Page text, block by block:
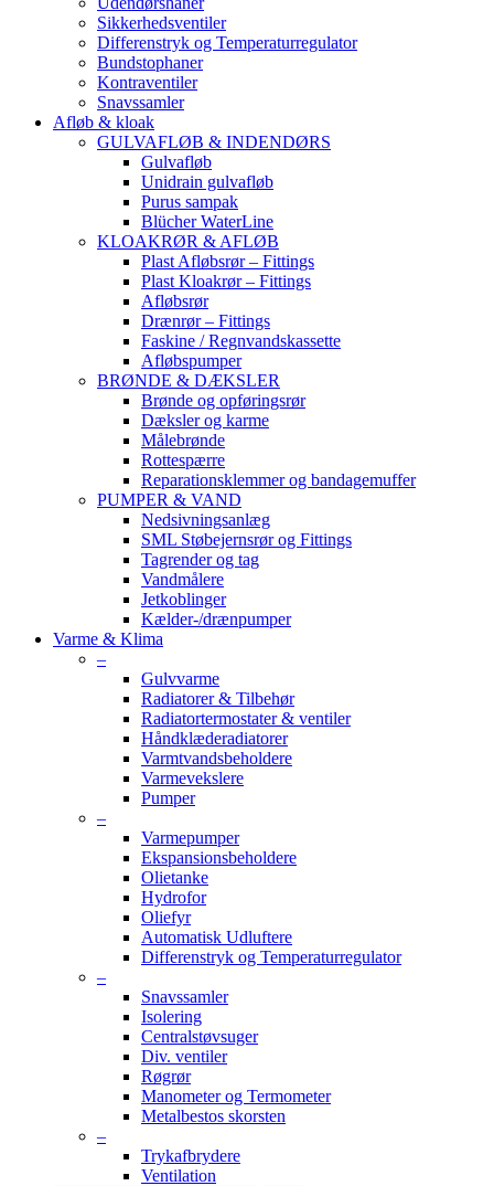
Sikkerhedsventiler
Differenstryk og Temperaturregulator
Bundstophaner
Kontraventiler
Snavssamler
Afløb & kloak
GULVAFLØB & INDENDØRS
Gulvafløb
Unidrain gulvafløb
Purus sampak
Blücher WaterLine
KLOAKRØR & AFLØB
Plast Afløbsrør – Fittings
Plast Kloakrør – Fittings
Afløbsrør
Drænrør – Fittings
Faskine / Regnvandskassette
Afløbspumper
BRØNDE & DÆKSLER
Brønde og opføringsrør
Dæksler og karme
Målebrønde
Rottespærre
Reparationsklemmer og bandagemuffer
PUMPER & VAND
Nedsivningsanlæg
SML Støbejernsrør og Fittings
Tagrender og tag
Vandmålere
Jetkoblinger
Kælder-/drænpumper
Varme & Klima
–
Gulvvarme
Radiatorer & Tilbehør
Radiatortermostater & ventiler
Håndklæderadiatorer
Varmtvandsbeholdere
Varmevekslere
Pumper
–
Varmepumper
Ekspansionsbeholdere
Olietanke
Hydrofor
Oliefyr
Automatisk Udluftere
Differenstryk og Temperaturregulator
–
Snavssamler
Isolering
Centralstøvsuger
Div. ventiler
Røgrør
Manometer og Termometer
Metalbestos skorsten
–
Trykafbrydere
Ventilation